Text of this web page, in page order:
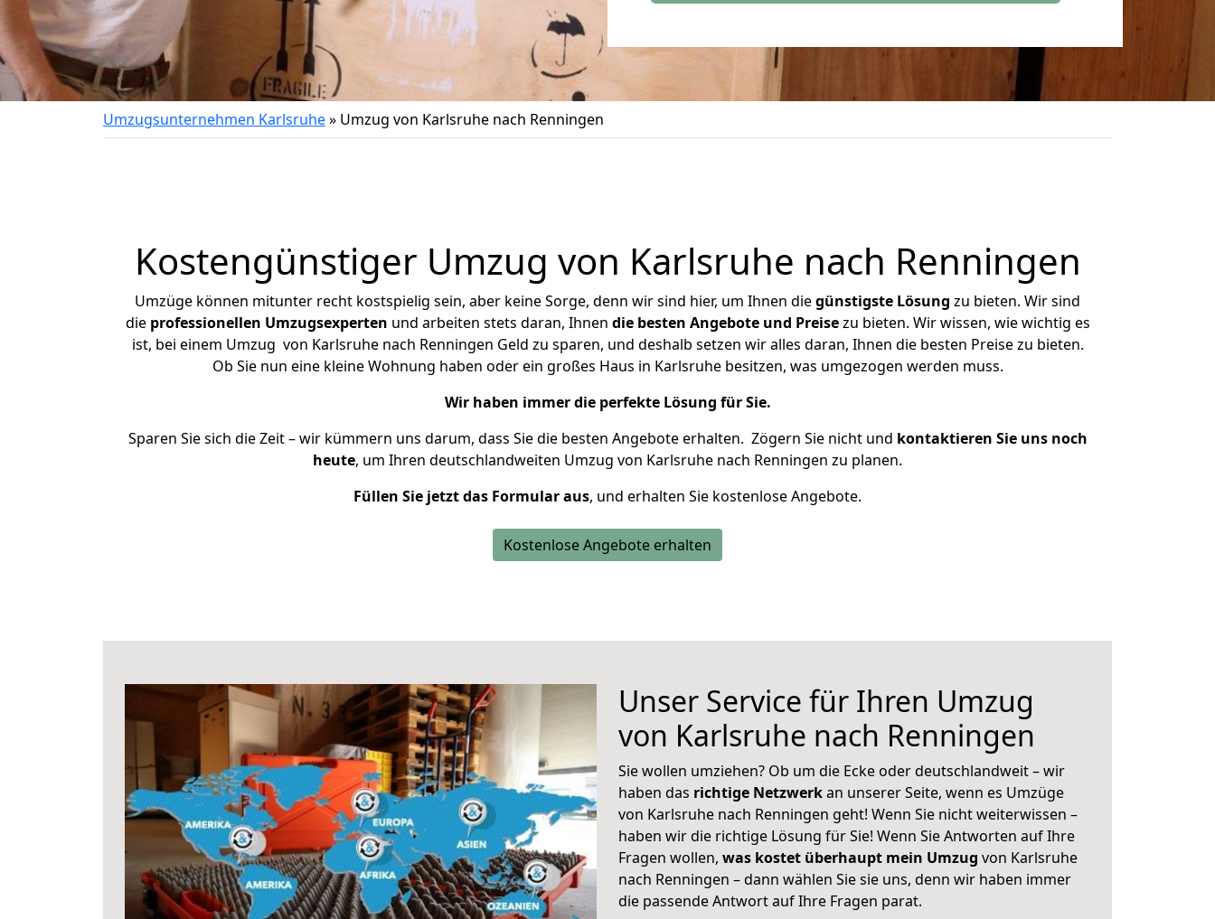
Umzugsunternehmen Karlsruhe» Umzug von Karlsruhe nach Renningen
Kostengünstiger Umzug von Karlsruhe nach Renningen
Umzüge können mitunter recht kostspielig sein, aber keine Sorge, denn wir sind hier, um Ihnen diegünstigste Lösung zu bieten. Wir sind
die professionellen Umzugsexperten und arbeiten stets daran, Ihnen die besten Angebote und Preisezu bieten. Wir wissen, wie wichtig es
ist, bei einem Umzug von Karlsruhe nach Renningen Geld zu sparen, und deshalb setzen wir alles daran, Ihnen die besten Preise zu bieten.
Ob Sie nun eine kleine Wohnung haben oder ein großes Haus in Karlsruhe besitzen, was umgezogen werden muss.
Wir haben immer die perfekte Lösung für Sie.
Sparen Sie sich die Zeit – wir kümmern uns darum, dass Sie die besten Angebote erhalten. Zögern Sie nicht und kontaktieren Sie uns noch
heute, um Ihren deutschlandweiten Umzug von Karlsruhe nach Renningen zu planen.
Füllen Sie jetzt das Formular aus, und erhalten Sie kostenlose Angebote.
Kostenlose Angebote erhalten
Unser Service für Ihren Umzug
von Karlsruhe nach Renningen
Sie wollen umziehen? Ob um die Ecke oder deutschlandweit – wir
haben das richtige Netzwerkan unserer Seite, wenn es Umzüge
von Karlsruhe nach Renningen geht! Wenn Sie nicht weiterwissen –
haben wir die richtige Lösung für Sie! Wenn Sie Antworten auf Ihre
Fragen wollen, was kostet überhaupt mein Umzug von Karlsruhe
nach Renningen – dann wählen Sie sie uns, denn wir haben immer
die passende Antwort auf Ihre Fragen parat.